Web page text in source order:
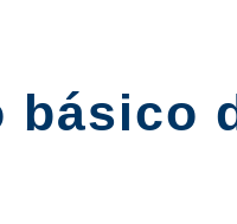
básico